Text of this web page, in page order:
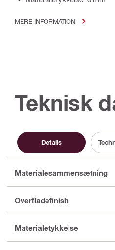
MERE INFORMATION
Teknisk
Details
Materialesammensætning
Overfladefinish
Materialetykkelse